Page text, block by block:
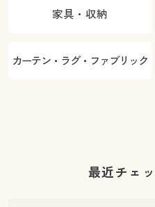
家具・収納
カーテン・ラグ・ファブリック
最近チェ